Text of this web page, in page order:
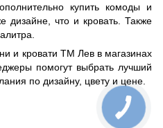
купить комоды и
дизайне, что и кровать. Также
и кровати ТМ Лев в магазинах
помогут выбрать лучший
по дизайну, цвету и цене.